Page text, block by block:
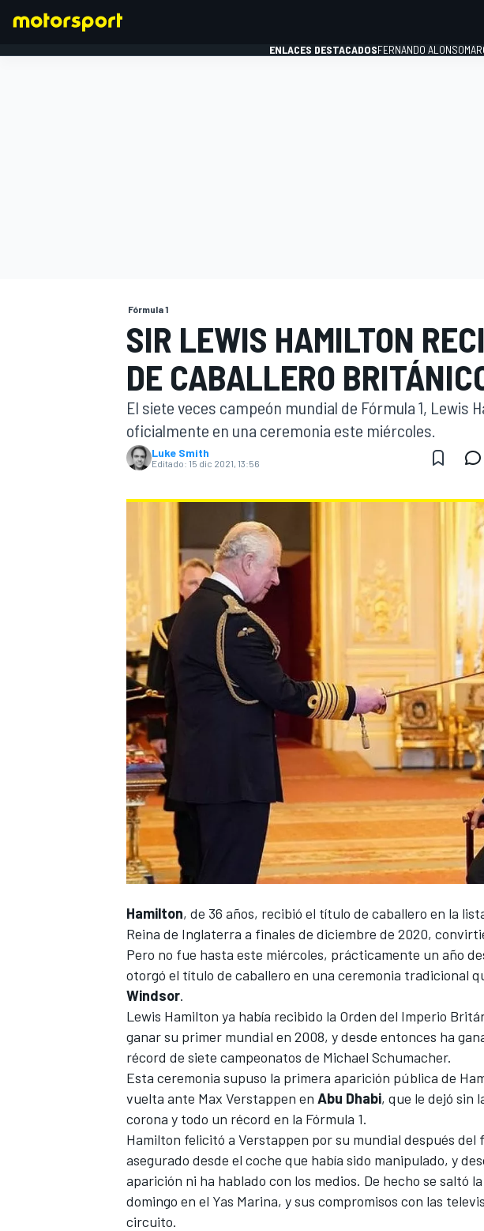
WEC FÓRMULA E
ENLACES DESTACADOSFERNANDO ALONSO
Fórmula 1
SIR LEWIS HAMILTON
DE CABALLERO
El siete veces campeón mundial de Fórmula 1, Lewis
oficialmente en una ceremonia este miércoles.
Luke Smith
Editado: 15 dic 2021, 13:56
Hamilton, de 36 años, recibió el título de caballero en la
Reina de Inglaterra a finales de diciembre de 2020,
Pero no fue hasta este miércoles, prácticamente un año
otorgó el título de caballero en una ceremonia tradicional
Windsor.
Lewis Hamilton ya había recibido la Orden del Imperio
ganar su primer mundial en 2008, y desde entonces ha
récord de siete campeonatos de Michael Schumacher.
Esta ceremonia supuso la primera aparición pública de
vuelta ante Max Verstappen en Abu Dhabi, que le dejó sin
corona y todo un récord en la Fórmula 1.
Hamilton felicitó a Verstappen por su mundial después del
asegurado desde el coche que había sido manipulado, y
aparición ni ha hablado con los medios. De hecho se saltó
domingo en el Yas Marina, y sus compromisos con las
circuito.